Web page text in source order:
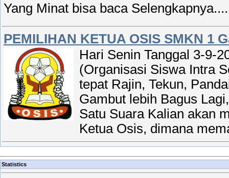
Yang Minat bisa baca
PEMILIHAN KETUA OSIS SMKN 1
Hari Senin Tanggal 3-9-
(Organisasi Siswa Intra
tepat Rajin, Tekun,
Gambut lebih Bagus
Satu Suara Kalian akan
Ketua Osis, dimana
Statistics